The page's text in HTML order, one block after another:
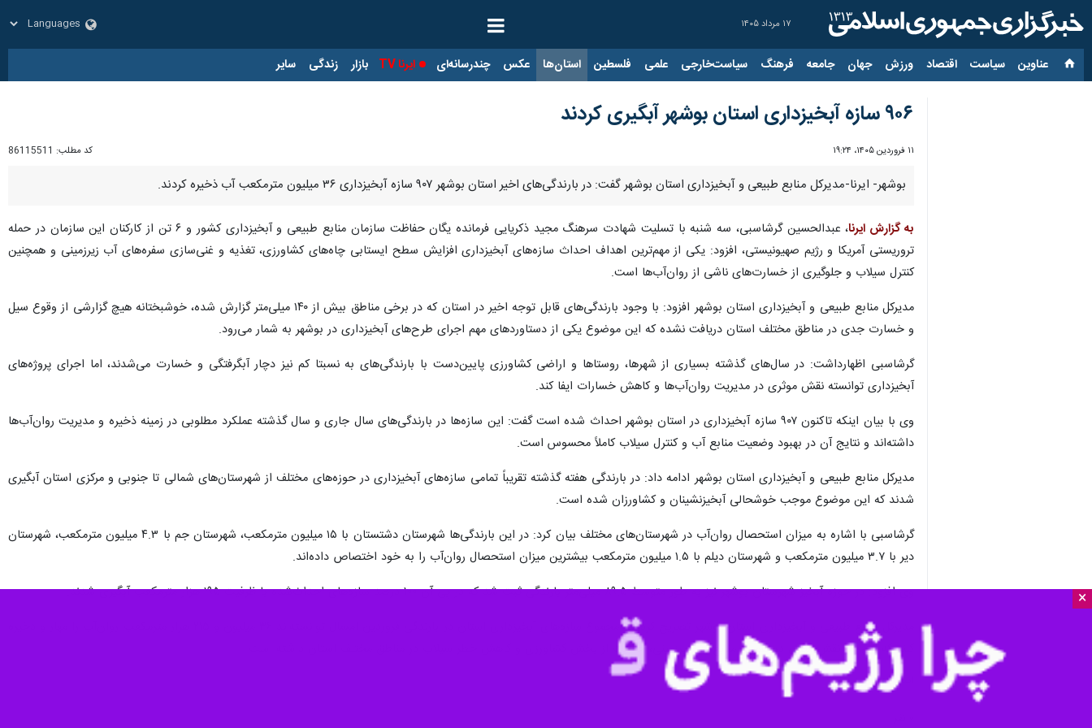
۱۷ مرداد ۱۴۰۵
عناوین‌ سیاست اقتصاد ورزش جهان جامعه فرهنگ سیاست‌خارجی علمی فلسطین استان‌ها عکس چندرسانه‌ای ایرنا TV بازار زندگی سایر
×
۹۰۶ سازه آبخیزداری استان بوشهر آبگیری کردند
۱۱ فروردین ۱۴۰۵، ۱۹:۲۴ کد مطلب: 86115511
بوشهر- ایرنا-مدیرکل منابع طبیعی و آبخیزداری استان بوشهر گفت: در بارندگی‌های اخیر استان بوشهر ۹۰۷ سازه آبخیزداری ۳۶ میلیون مترمکعب آب ذخیره کردند.
به گزارش ایرنا
، عبدالحسین گرشاسبی، سه شنبه با تسلیت شهادت سرهنگ مجید ذکریایی فرمانده یگان حفاظت سازمان منابع طبیعی و آبخیزداری کشور و ۶ تن از کارکنان این سازمان در حمله
تروریستی آمریکا و رژیم صهیونیستی، افزود: یکی از مهم‌ترین اهداف احداث سازه‌های آبخیزداری افزایش سطح ایستابی چاه‌های کشاورزی، تغذیه و غنی‌سازی سفره‌های آب زیرزمینی و همچنین
کنترل سیلاب و جلوگیری از خسارت‌های ناشی از روان‌آب‌ها است.
مدیرکل منابع طبیعی و آبخیزداری استان بوشهر افزود: با وجود بارندگی‌های قابل توجه اخیر در استان که در برخی مناطق بیش از ۱۴۰ میلی‌متر گزارش شده، خوشبختانه هیچ گزارشی از وقوع سیل
و خسارت جدی در مناطق مختلف استان دریافت نشده که این موضوع یکی از دستاوردهای مهم اجرای طرح‌های آبخیزداری در بوشهر به شمار می‌رود.
گرشاسبی اظهارداشت: در سال‌های گذشته بسیاری از شهرها، روستاها و اراضی کشاورزی پایین‌دست با بارندگی‌های به نسبتا کم نیز دچار آبگرفتگی و خسارت می‌شدند، اما اجرای پروژه‌های
آبخیزداری توانسته نقش موثری در مدیریت روان‌آب‌ها و کاهش خسارات ایفا کند.
وی با بیان اینکه تاکنون ۹۰۷ سازه آبخیزداری در استان بوشهر احداث شده است گفت: این سازه‌ها در بارندگی‌های سال جاری و سال گذشته عملکرد مطلوبی در زمینه ذخیره و مدیریت روان‌آب‌ها
داشته‌اند و نتایج آن در بهبود وضعیت منابع آب و کنترل سیلاب کاملاً محسوس است.
مدیرکل منابع طبیعی و آبخیزداری استان بوشهر ادامه داد: در بارندگی هفته گذشته تقریباً تمامی سازه‌های آبخیزداری در حوزه‌های مختلف از شهرستان‌های شمالی تا جنوبی و مرکزی استان آبگیری
شدند که این موضوع موجب خوشحالی آبخیزنشینان و کشاورزان شده است.
گرشاسبی با اشاره به میزان استحصال روان‌آب در شهرستان‌های مختلف بیان کرد: در این بارندگی‌ها شهرستان دشتستان با ۱۵ میلیون مترمکعب، شهرستان جم با ۴.۳ میلیون مترمکعب، شهرستان
دیر با ۳.۷ میلیون مترمکعب و شهرستان دیلم با ۱.۵ میلیون مترمکعب بیشترین میزان استحصال روان‌آب را به خود اختصاص داده‌اند.
وی افزود: در حوزه آبخیز شهرستان بوشهر نیز به طور متوسط ۸۹.۵ میلی‌متر بارندگی ثبت شد که در پی آن ۱۰۰ درصد سازه‌های احداث‌شده با ظرفیت ۱۹۵ هزار مترمکعب آبگیری شدند.
کنند که این امر نقش مهمی در تقویت منابع آب زیرزمینی، حمایت از بخش کشاورزی و کاهش خطر سیلاب در مناطق مختلف استان داشته است.
استان‌ها بوشهر